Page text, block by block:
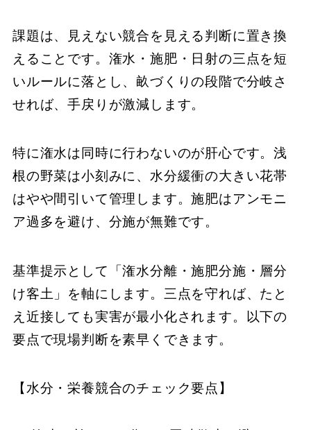
課題は、見えない競合を見える判断に置き換
えることです。潅水・施肥・日射の三点を短
いルールに落とし、畝づくりの段階で分岐さ
せれば、手戻りが激減します。
特に潅水は同時に行わないのが肝心です。浅
根の野菜は小刻みに、水分緩衝の大きい花帯
はやや間引いて管理します。施肥はアンモニ
ア過多を避け、分施が無難です。
基準提示として「潅水分離・施肥分施・層分
け客土」を軸にします。三点を守れば、たと
え近接しても実害が最小化されます。以下の
要点で現場判断を素早くできます。
【水分・栄養競合のチェック要点】